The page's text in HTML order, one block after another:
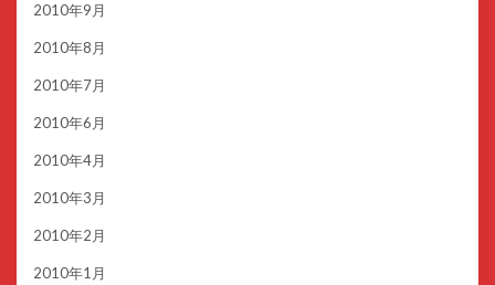
2010年9月
2010年8月
2010年7月
2010年6月
2010年4月
2010年3月
2010年2月
2010年1月